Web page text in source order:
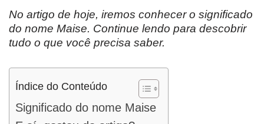
No artigo de hoje, iremos conhecer o significado
do nome Maise. Continue lendo para descobrir
tudo o que você precisa saber.
Índice do Conteúdo
Significado do nome Maise